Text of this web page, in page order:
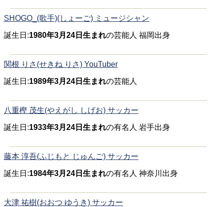
SHOGO_(歌手)(しょーご) ミュージシャン
誕生日:1980年3月24日生まれの芸能人 福岡出身
関根 りさ(せきね りさ) YouTuber
誕生日:1989年3月24日生まれの芸能人
八重樫 茂生(やえがし しげお) サッカー
誕生日:1933年3月24日生まれの有名人 岩手出身
藤本 淳吾(ふじもと じゅんご) サッカー
誕生日:1984年3月24日生まれの有名人 神奈川出身
大津 祐樹(おおつ ゆうき) サッカー